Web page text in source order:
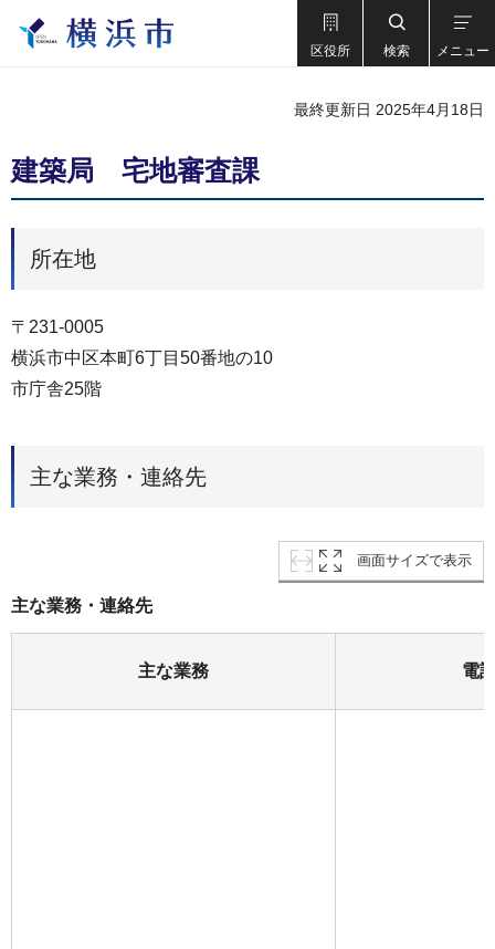
区役所 検索 メニュー
最終更新日 2025年4月18日
建築局 宅地審査課
所在地
〒231-0005
横浜市中区本町6丁目50番地の10
市庁舎25階
主な業務・連絡先
画面サイズで表示
主な業務・連絡先
主な業務 電